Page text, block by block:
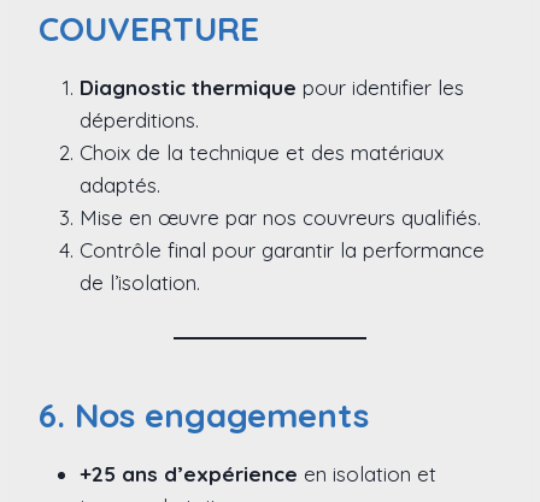
COUVERTURE
Diagnostic thermique pour identifier les
déperditions.
Choix de la technique et des matériaux
adaptés.
Mise en œuvre par nos couvreurs qualifiés.
Contrôle final pour garantir la performance
de l’isolation.
6. Nos engagements
+25 ans d’expérience en isolation et